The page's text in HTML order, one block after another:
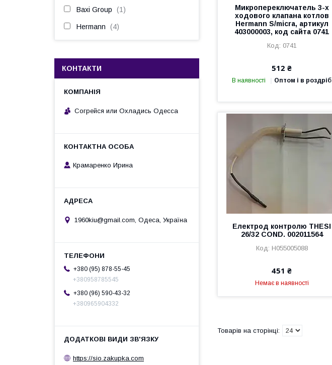
Микропереключатель 3-х
ходового клапана котлов
Hermann S/micra, артикул
403000003, код сайта 0741
0741
512 ₴
В наявності Оптом і в роздріб
Електрод контролю THESI
26/32 COND. 002011564
H055005088
451 ₴
Немає в наявності
Baxi Group 1
Hermann 4
КОНТАКТИ
Согрейся или Охладись Одесса
Крамаренко Ирина
1960kiu@gmail.com, Одеса, Україна
+380 (95) 878-55-45
+380958785545
+380 (96) 590-43-32
+380965904332
https://sio.zakupka.com